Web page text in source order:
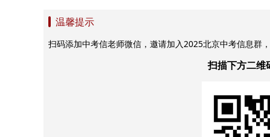
温馨提示
扫码添加中考信老师微信，邀请加入2025北京中考信息群
扫描下方二维